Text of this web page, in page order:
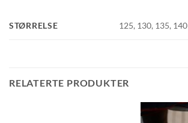
STØRRELSE 125, 130, 135, 140
RELATERTE PRODUKTER